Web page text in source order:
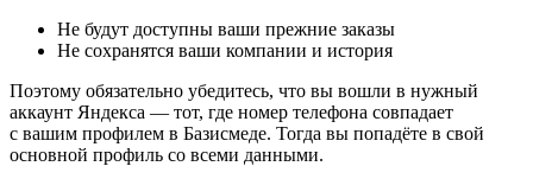
Не будут доступны ваши прежние заказы
Не сохранятся ваши компании и история
Поэтому обязательно убедитесь, что вы вошли в нужный
аккаунт Яндекса — тот, где номер телефона совпадает
с вашим профилем в Базисмеде. Тогда вы попадёте в свой
основной профиль со всеми данными.